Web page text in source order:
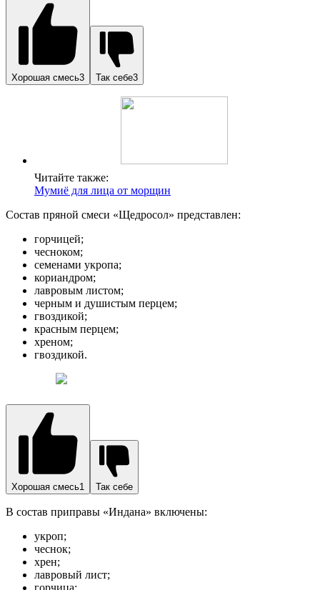
Хорошая смесь3 Так себе3
Читайте также:
Мумиё для лица от морщин
Состав пряной смеси «Щедросол» представлен:
горчицей;
чесноком;
семенами укропа;
кориандром;
лавровым листом;
черным и душистым перцем;
гвоздикой;
красным перцем;
хреном;
гвоздикой.
Хорошая смесь1 Так себе
В состав приправы «Индана» включены:
укроп;
чеснок;
хрен;
лавровый лист;